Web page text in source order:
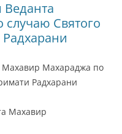
Святого
Махараджа по
Радхарани
Махавир